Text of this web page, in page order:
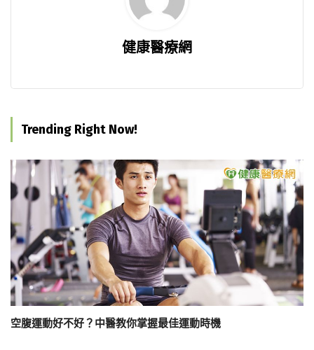
健康醫療網
Trending Right Now!
空腹運動好不好？中醫教你掌握最佳運動時機